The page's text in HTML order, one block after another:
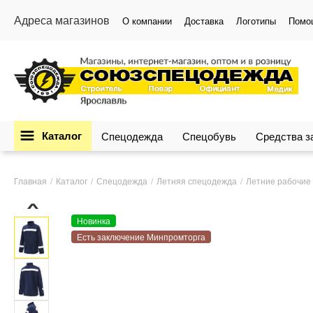
Адреса магазинов О компании Доставка Логотипы
Каталог Спецодежда Спецобувь Средства
Главная Каталог Спецодежда Летняя спецодежда Летние рабочие
›
Новинка
Есть заключение Минпромторга